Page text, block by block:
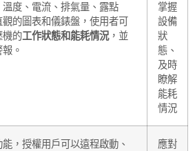
度、電流、排氣量、露點
的圖表和儀錶盤，使用者可
機的工作狀態和能耗情況，並
。
掌握
設備
狀
態、
及時
瞭解
能耗
情況
，授權用戶可以遠程啟動、
應對